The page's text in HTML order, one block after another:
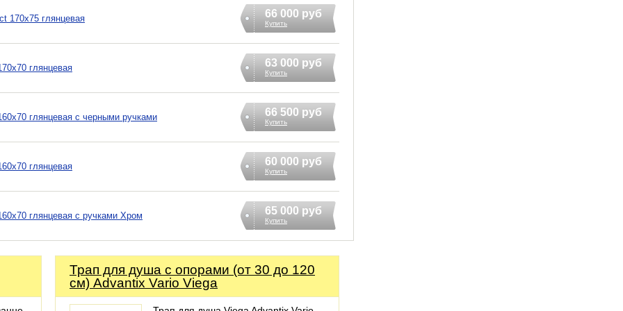
170х75 глянцевая 66 000 руб
Купить
глянцевая 63 000 руб
Купить
глянцевая с черными ручками 66 500 руб
Купить
глянцевая 60 000 руб
Купить
глянцевая с ручками Хром 65 000 руб
Купить
Трап для душа с опорами (от 30 до 120
см) Advantix Vario Viega